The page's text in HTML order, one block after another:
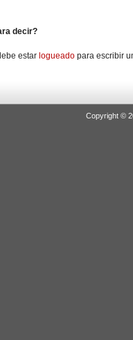
decir?
estar logueado para escribir
Copyright ©